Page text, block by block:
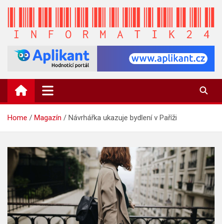
Skip
content
INFORMATIK24.CZ
Zpravodajství informací a novinky
Home Magazín Návrhářka ukazuje bydlení v Paříži